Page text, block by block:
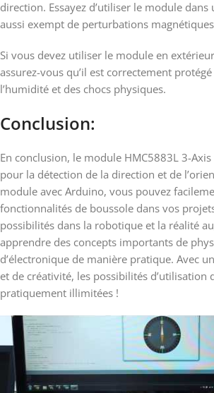
direction. Essayez d’utiliser le module
aussi exempt de perturbations
Si vous devez utiliser le module en
assurez-vous qu’il est correctement
l’humidité et des chocs physiques.
Conclusion:
En conclusion, le module HMC5883L 3-
pour la détection de la direction et de
module avec Arduino, vous pouvez
fonctionnalités de boussole dans vos
possibilités dans la robotique et la réalité
apprendre des concepts importants de
d’électronique de manière pratique. Avec
et de créativité, les possibilités d’utilisation
pratiquement illimitées !